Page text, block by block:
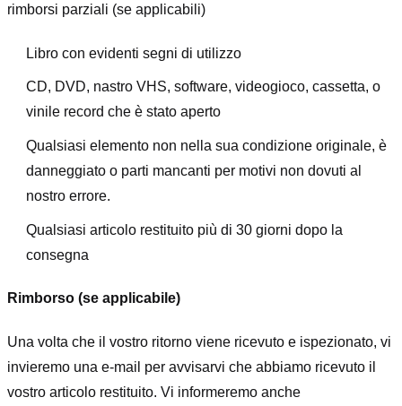
rimborsi parziali (se applicabili)
Libro con evidenti segni di utilizzo
CD, DVD, nastro VHS, software, videogioco, cassetta, o
vinile record che è stato aperto
Qualsiasi elemento non nella sua condizione originale, è
danneggiato o parti mancanti per motivi non dovuti al
nostro errore.
Qualsiasi articolo restituito più di 30 giorni dopo la
consegna
Rimborso (se applicabile)
Una volta che il vostro ritorno viene ricevuto e ispezionato, vi
invieremo una e-mail per avvisarvi che abbiamo ricevuto il
vostro articolo restituito. Vi informeremo anche